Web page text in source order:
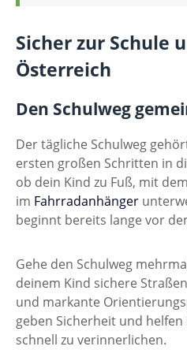
Sicher zur Schule
Österreich
Den Schulweg
Der tägliche Schulweg
ersten großen Schritten in
ob dein Kind zu Fuß, mit
im Fahrradanhänger
beginnt bereits lange vor
Gehe den Schulweg
deinem Kind sichere
und markante
geben Sicherheit und
schnell zu verinnerlichen.